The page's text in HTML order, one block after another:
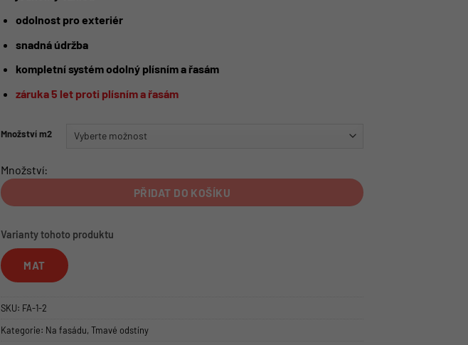
odolnost pro exteriér
snadná údržba
kompletní systémodolný plísním a řasám
záruka 5 let proti plísním a řasám
Množství m2
Množství:
PŘIDAT DO KOŠÍKU
Varianty tohoto produktu
MAT
SKU: FA-1-2
Kategorie: Na fasádu, Tmavé odstíny